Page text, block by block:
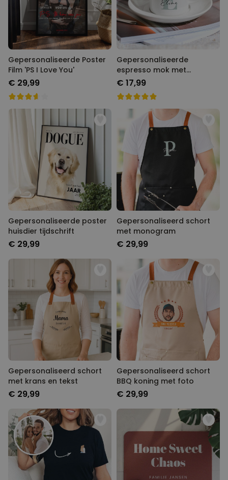
Gepersonaliseerde Poster
Film 'PS I Love You'
€ 29,99
Gepersonaliseerde
espresso mok met
monogram
€ 17,99
Gepersonaliseerde poster
huisdier tijdschrift
€ 29,99
Gepersonaliseerd schort
met monogram
€ 29,99
Gepersonaliseerd schort
met krans en tekst
€ 29,99
Gepersonaliseerd schort
BBQ koning met foto
€ 29,99